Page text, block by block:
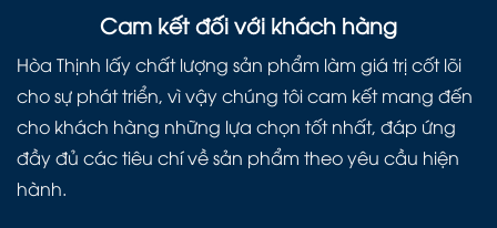
Cam kết đối với khách hàng
Hòa Thịnh lấy chất lượng sản phẩm làm giá trị cốt lõi
cho sự phát triển, vì vậy chúng tôi cam kết mang đến
cho khách hàng những lựa chọn tốt nhất, đáp ứng
đầy đủ các tiêu chí về sản phẩm theo yêu cầu hiện
hành.